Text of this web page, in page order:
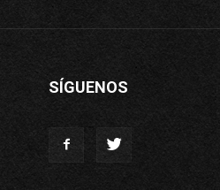
SÍGUENOS